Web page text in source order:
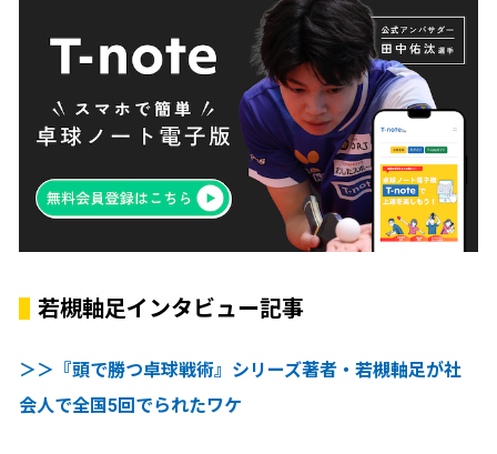
若槻軸足インタビュー記事
＞＞『頭で勝つ卓球戦術』シリーズ著者・若槻軸足が社
会人で全国5回でられたワケ